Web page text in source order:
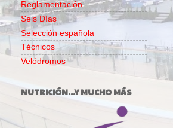
Reglamentación
Seis Días
Selección española
Técnicos
Velódromos
NUTRICIÓN...Y MUCHO MÁS